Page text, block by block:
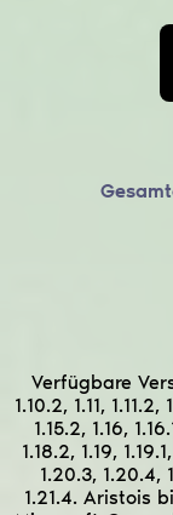
Verfügbare
1.10.2, 1.11, 1.11.2,
1.15.2, 1.16,
1.18.2, 1.19,
1.20.3, 1.20.4,
1.21.4. Aristois